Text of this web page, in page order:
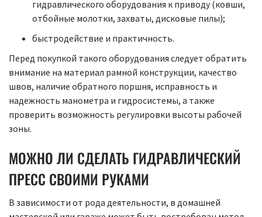
гидравлического оборудования к приводу (ковши,
отбойные молотки, захваты, дисковые пилы);
быстродействие и практичность.
Перед покупкой такого оборудования следует обратить
внимание на материал рамной конструкции, качество
швов, наличие обратного поршня, исправность и
надежность манометра и гидросистемы, а также
проверить возможность регулировки высоты рабочей
зоны.
МОЖНО ЛИ СДЕЛАТЬ ГИДРАВЛИЧЕСКИЙ
ПРЕСС СВОИМИ РУКАМИ
В зависимости от рода деятельности, в домашней